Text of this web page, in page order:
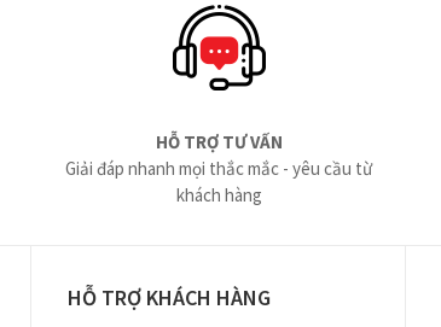
HỖ TRỢ TƯ VẤN
Giải đáp nhanh mọi thắc mắc - yêu cầu từ
khách hàng
HỖ TRỢ KHÁCH HÀNG